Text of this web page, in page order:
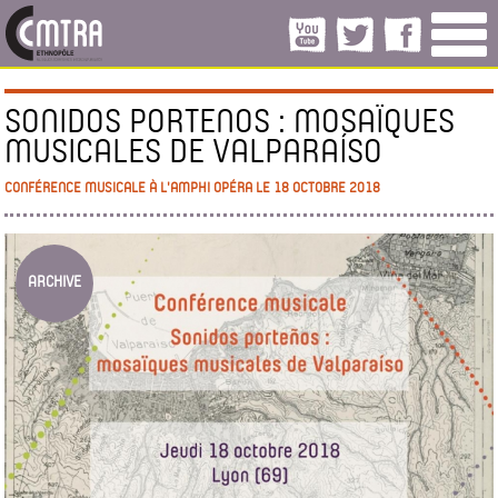
SONIDOS PORTENOS : MOSAÏQUES
MUSICALES DE VALPARAÍSO
CONFÉRENCE MUSICALE À L'AMPHI OPÉRA LE 18 OCTOBRE 2018
ARCHIVE